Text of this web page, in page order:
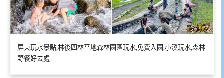
屏東玩水景點,林後四林平地森林園區玩水,免費入園,小溪玩水,森林
野餐好去處